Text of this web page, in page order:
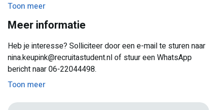
Reiskostenvergoeding bespreekbaar
Een gezellige werksfeer met leuke collega’s
Toon meer
Meer informatie
Heb je interesse? Solliciteer door een e-mail te sturen naar
nina.keupink@recruitastudent.nl of stuur een WhatsApp
bericht naar 06-22044498.
Toon meer